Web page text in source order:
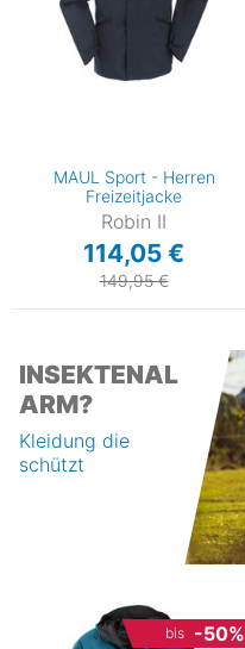
MAUL Sport - Herren
Freizeitjacke
Robin II
114,05 €
149,95 €
INSEKTENAL
ARM?
Kleidung die
schützt
bis -50%